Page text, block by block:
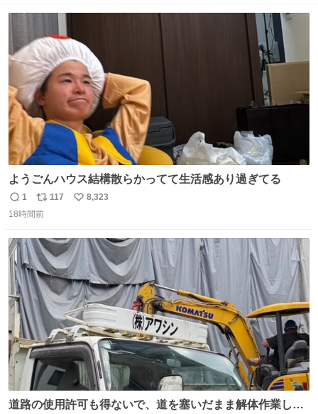
数
ようごんハウス結構散らかってて生活感あり過ぎてる
返
信
1
リ
ポ
ト
数
117
い
数
8,323
18時間前
道路の使用許可も得ないで、道を塞いだまま解体作業して